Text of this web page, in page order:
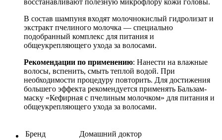
восстанавливают полезную микрофлору кожи головы.
В состав шампуня входят молочнокислый гидролизат и
экстракт пчелиного молочка — специально
подобранный комплекс для питания и
общеукрепляющего ухода за волосами.
Рекомендации по применению: Нанести на влажные
волосы, вспенить, смыть теплой водой. При
необходимости процедуру повторить. Для достижения
большего эффекта рекомендуется применять Бальзам-
маску «Кефирная с пчелиным молочком» для питания и
общеукрепляющего ухода за волосами.
Бренд
Домашний доктор